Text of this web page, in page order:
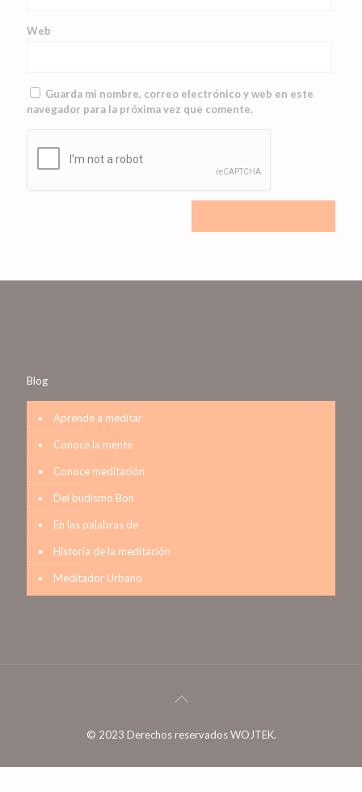
Web
Guarda mi nombre, correo electrónico y web en este
navegador para la próxima vez que comente.
Blog
Aprende a meditar
Conoce la mente
Conoce meditación
Del budismo Bon
En las palabras de
Historia de la meditación
Meditador Urbano
© 2023 Derechos reservados WOJTEK.